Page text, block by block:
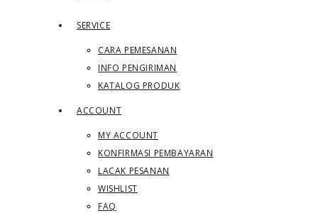
SERVICE
CARA PEMESANAN
INFO PENGIRIMAN
KATALOG PRODUK
ACCOUNT
MY ACCOUNT
KONFIRMASI PEMBAYARAN
LACAK PESANAN
WISHLIST
FAQ